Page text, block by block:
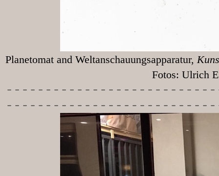
Planetomat and Weltanschauungsapparatur,
Fotos: Ulrich
-----------